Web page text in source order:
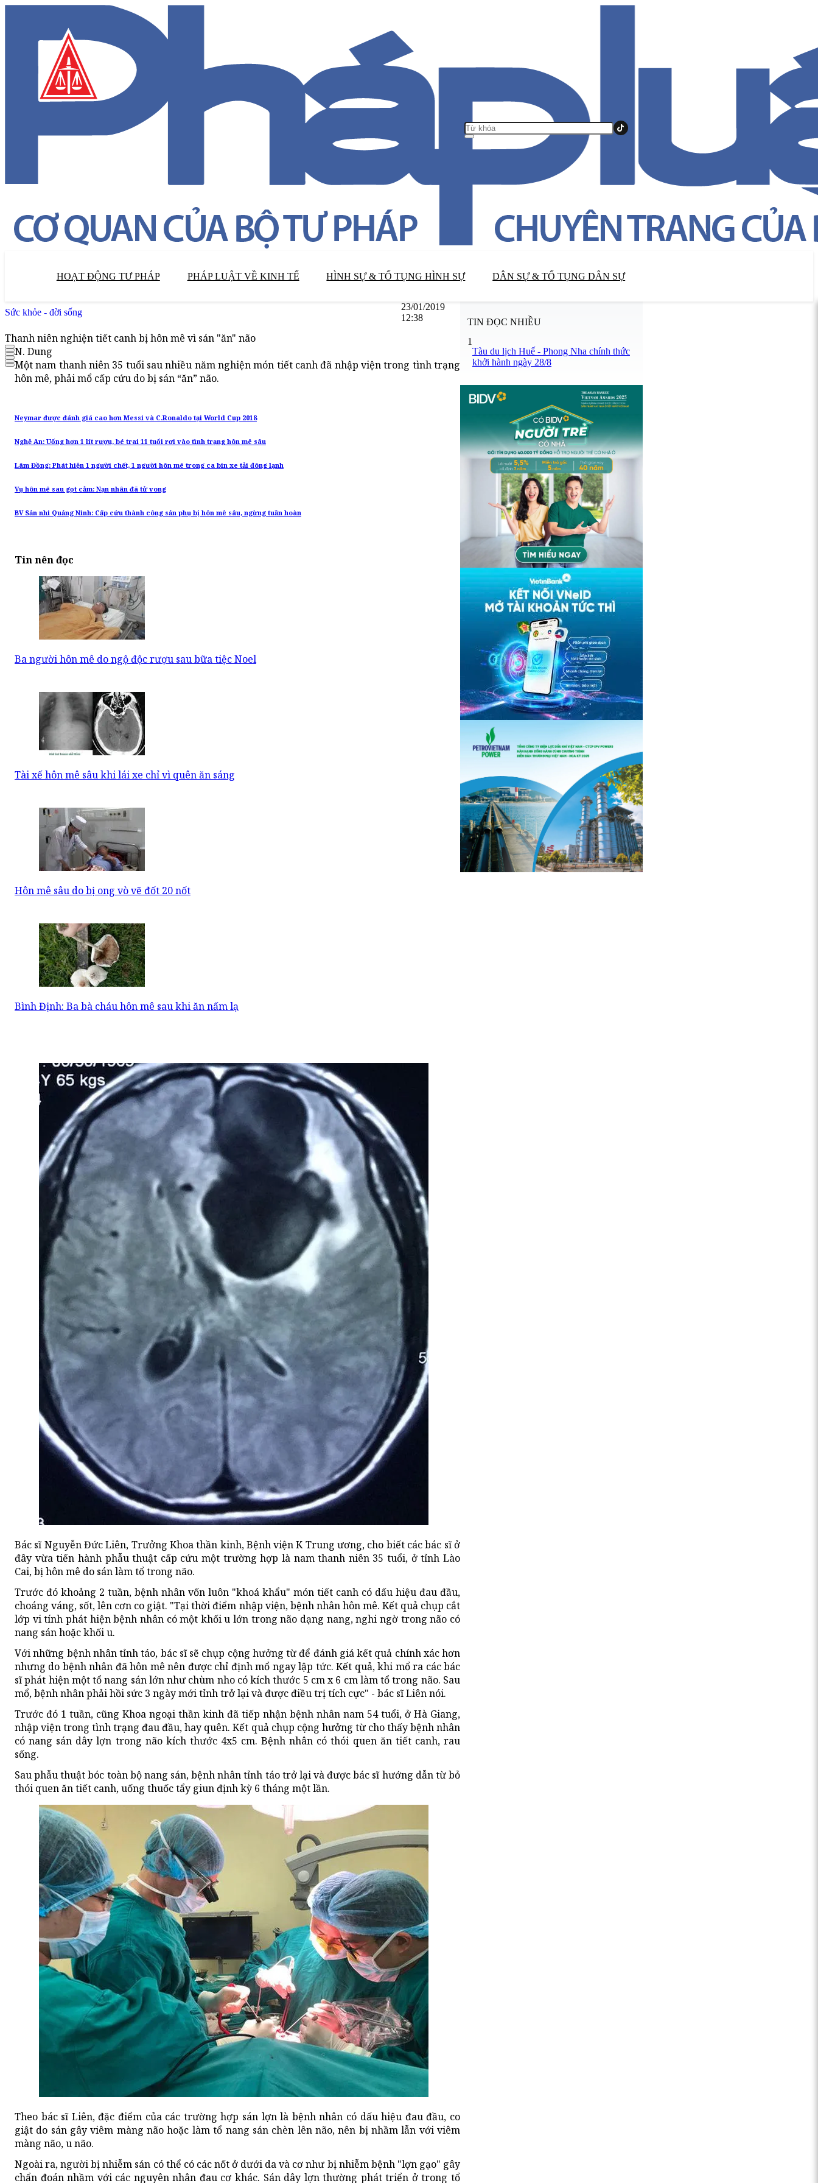
HOẠT ĐỘNG TƯ PHÁP PHÁP LUẬT VỀ KINH TẾ HÌNH SỰ & TỐ TỤNG HÌNH SỰ DÂN SỰ & TỐ TỤNG DÂN SỰ
Sức khỏe - đời sống
23/01/2019
12:38
Thanh niên nghiện tiết canh bị hôn mê vì sán "ăn" não
N. Dung
Một nam thanh niên 35 tuổi sau nhiều năm nghiện món tiết canh đã nhập viện trong tình trạng
hôn mê, phải mổ cấp cứu do bị sán “ăn” não.
Neymar được đánh giá cao hơn Messi và C.Ronaldo tại World Cup 2018
Nghệ An: Uống hơn 1 lít rượu, bé trai 11 tuổi rơi vào tình trạng hôn mê sâu
Lâm Đồng: Phát hiện 1 người chết, 1 người hôn mê trong ca bin xe tải đông lạnh
Vụ hôn mê sau gọt cằm: Nạn nhân đã tử vong
BV Sản nhi Quảng Ninh: Cấp cứu thành công sản phụ bị hôn mê sâu, ngừng tuần hoàn
Tin nên đọc
Ba người hôn mê do ngộ độc rượu sau bữa tiệc Noel
Tài xế hôn mê sâu khi lái xe chỉ vì quên ăn sáng
Hôn mê sâu do bị ong vò vẽ đốt 20 nốt
Bình Định: Ba bà cháu hôn mê sau khi ăn nấm lạ
Bác sĩ Nguyễn Đức Liên, Trưởng Khoa thần kinh, Bệnh viện K Trung ương, cho biết các bác sĩ ở
đây vừa tiến hành phẫu thuật cấp cứu một trường hợp là nam thanh niên 35 tuổi, ở tỉnh Lào
Cai, bị hôn mê do sán làm tổ trong não.
Trước đó khoảng 2 tuần, bệnh nhân vốn luôn "khoá khẩu" món tiết canh có dấu hiệu đau đầu,
choáng váng, sốt, lên cơn co giật. "Tại thời điểm nhập viện, bệnh nhân hôn mê. Kết quả chụp cắt
lớp vi tính phát hiện bệnh nhân có một khối u lớn trong não dạng nang, nghi ngờ trong não có
nang sán hoặc khối u.
Với những bệnh nhân tỉnh táo, bác sĩ sẽ chụp cộng hưởng từ để đánh giá kết quả chính xác hơn
nhưng do bệnh nhân đã hôn mê nên được chỉ định mổ ngay lập tức. Kết quả, khi mổ ra các bác
sĩ phát hiện một tổ nang sán lớn như chùm nho có kích thước 5 cm x 6 cm làm tổ trong não. Sau
mổ, bệnh nhân phải hồi sức 3 ngày mới tỉnh trở lại và được điều trị tích cực" - bác sĩ Liên nói.
Trước đó 1 tuần, cũng Khoa ngoại thần kinh đã tiếp nhận bệnh nhân nam 54 tuổi, ở Hà Giang,
nhập viện trong tình trạng đau đầu, hay quên. Kết quả chụp cộng hưởng từ cho thấy bệnh nhân
có nang sán dây lợn trong não kích thước 4x5 cm. Bệnh nhân có thói quen ăn tiết canh, rau
sống.
Sau phẫu thuật bóc toàn bộ nang sán, bệnh nhân tỉnh táo trở lại và được bác sĩ hướng dẫn từ bỏ
thói quen ăn tiết canh, uống thuốc tẩy giun định kỳ 6 tháng một lần.
Theo bác sĩ Liên, đặc điểm của các trường hợp sán lợn là bệnh nhân có dấu hiệu đau đầu, co
giật do sán gây viêm màng não hoặc làm tổ nang sán chèn lên não, nên bị nhầm lẫn với viêm
màng não, u não.
Ngoài ra, người bị nhiễm sán có thể có các nốt ở dưới da và cơ như bị nhiễm bệnh "lợn gạo" gây
chẩn đoán nhầm với các nguyên nhân đau cơ khác. Sán dây lợn thường phát triển ở trong tổ
TIN ĐỌC NHIỀU
1
Tàu du lịch Huế - Phong Nha chính thức
khởi hành ngày 28/8